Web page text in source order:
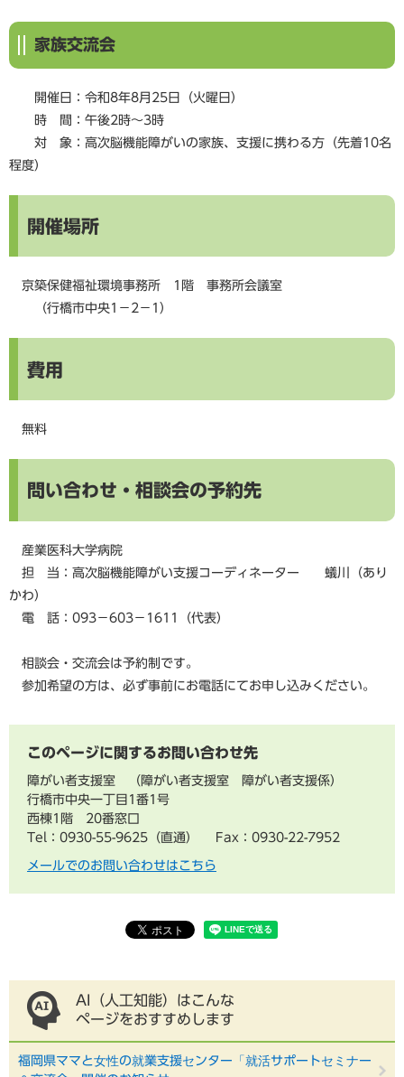
家族交流会
開催日：令和8年8月25日（火曜日）
時 間：午後2時～3時
対 象：高次脳機能障がいの家族、支援に携わる方（先着10名
程度）
開催場所
京築保健福祉環境事務所 1階 事務所会議室
（行橋市中央1－2－1）
費用
無料
問い合わせ・相談会の予約先
産業医科大学病院
担 当：高次脳機能障がい支援コーディネーター 蟻川（あり
かわ）
電 話：093－603－1611（代表）
相談会・交流会は予約制です。
参加希望の方は、必ず事前にお電話にてお申し込みください。
このページに関するお問い合わせ先
障がい者支援室
障がい者支援室 障がい者支援係
行橋市中央一丁目1番1号
西棟1階 20番窓口
Tel：0930-55-9625（直通）
Fax：0930-22-7952
メールでのお問い合わせはこちら
AI（人工知能）はこんな
ページをおすすめします
福岡県ママと女性の就業支援センター「就活サポートセミナー